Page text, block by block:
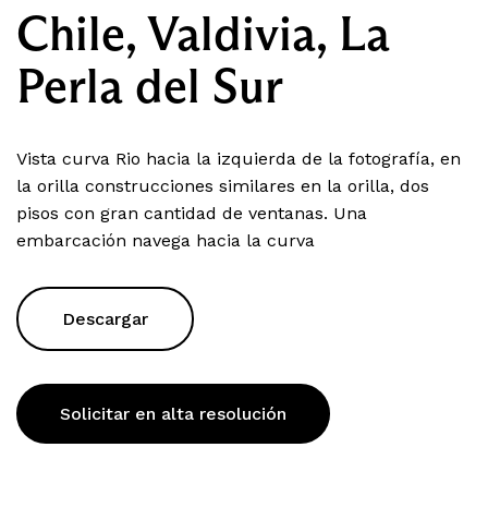
Chile, Valdivia, La
Perla del Sur
Vista curva Rio hacia la izquierda de la fotografía, en
la orilla construcciones similares en la orilla, dos
pisos con gran cantidad de ventanas. Una
embarcación navega hacia la curva
Descargar
Solicitar en alta resolución